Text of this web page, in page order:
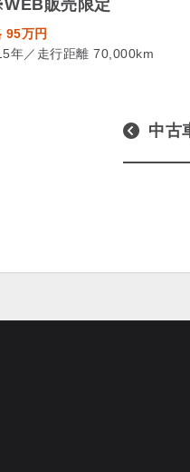
販売限定
95万円
年／走行距離 70,000km
中古